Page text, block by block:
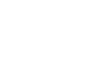
혼합자산자투자신